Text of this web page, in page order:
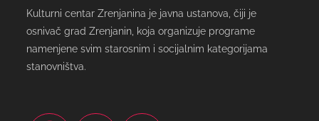
Kulturni centar Zrenjanina je javna ustanova, čiji je
osnivač grad Zrenjanin, koja organizuje programe
namenjene svim starosnim i socijalnim kategorijama
stanovništva.